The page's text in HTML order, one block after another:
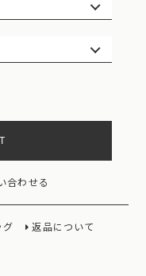
合わせる
グ 返品について